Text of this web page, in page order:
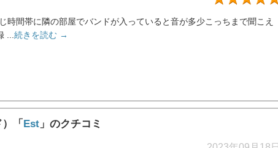
間帯に隣の部屋でバンドが入っていると音が多少こっちまで聞こえ
... 続きを読む →
「 Est 」のクチコミ